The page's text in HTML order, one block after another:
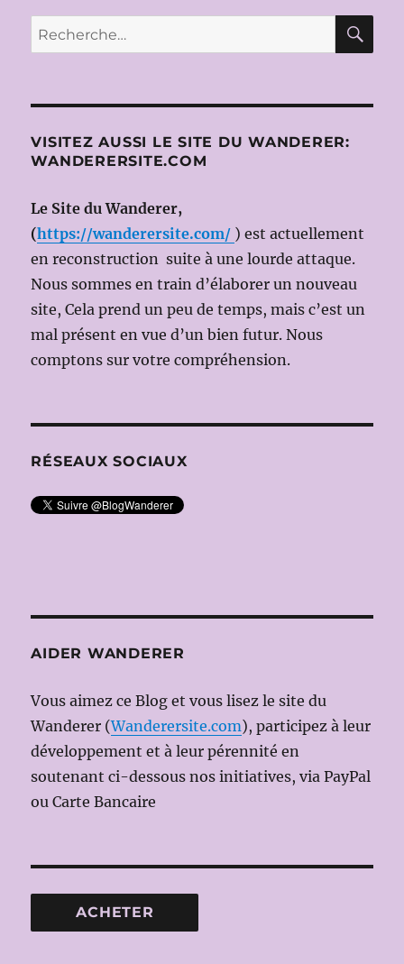
THÉÂTRE:
COMÉDIE
W.SHAKESPEARE
11
AOÛT
2015
INSEL
HALLEIN
Recherche
pour :
VISITEZ AUSSI LE SITE DU WANDERER:
WANDERERSITE.COM
Le Site du Wanderer,
(https://wanderersite.com/ ) est actuellement
en reconstruction suite à une lourde attaque.
Nous sommes en train d’élaborer un nouveau
site, Cela prend un peu de temps, mais c’est un
mal présent en vue d’un bien futur. Nous
comptons sur votre compréhension.
RÉSEAUX SOCIAUX
AIDER WANDERER
Vous aimez ce Blog et vous lisez le site du
Wanderer (Wanderersite.com), participez à leur
développement et à leur pérennité en
soutenant ci-dessous nos initiatives, via PayPal
ou Carte Bancaire